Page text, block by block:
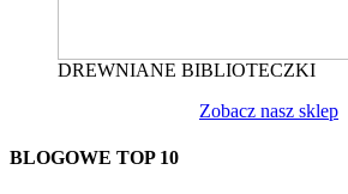
DREWNIANE BIBLIOTECZKI
Zobacz nasz sklep
BLOGOWE TOP 10